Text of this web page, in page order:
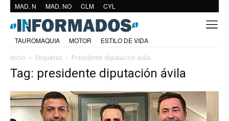
MAD. N MAD. NO CLM CYL
TAUROMAQUIA MOTOR
ESTILO DE VIDA
Inicio
Etiquetas Presidente diputación ávila
Tag: presidente diputación ávila